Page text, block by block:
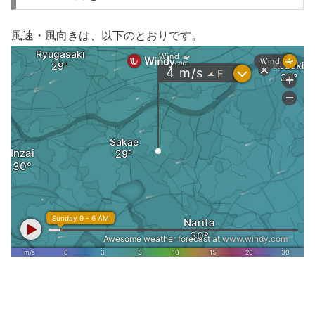
風速・風向きは、以下のとおりです。